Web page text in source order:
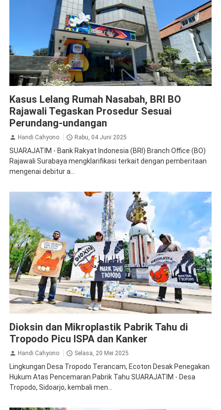
Kasus Lelang Rumah Nasabah, BRI BO
Rajawali Tegaskan Prosedur Sesuai
Perundang-undangan
Handi Cahyono Rabu, 04 Juni 2025
SUARAJATIM - Bank Rakyat Indonesia (BRI) Branch Office (BO)
Rajawali Surabaya mengklarifikasi terkait dengan pemberitaan
mengenai debitur a...
Dioksin dan Mikroplastik Pabrik Tahu di
Tropodo Picu ISPA dan Kanker
Handi Cahyono Selasa, 20 Mei 2025
Lingkungan Desa Tropodo Terancam, Ecoton Desak Penegakan
Hukum Atas Pencemaran Pabrik Tahu SUARAJATIM - Desa
Tropodo, Sidoarjo, kembali men...